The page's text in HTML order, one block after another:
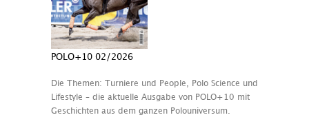
POLO+10 02/2026
Die Themen: Turniere und People, Polo Science und
Lifestyle – die aktuelle Ausgabe von POLO+10 mit
Geschichten aus dem ganzen Polouniversum.